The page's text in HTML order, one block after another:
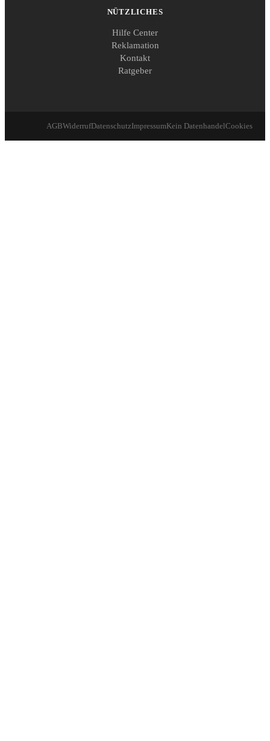
NÜTZLICHES
Hilfe Center
Reklamation
Kontakt
Ratgeber
AGBWiderrufDatenschutzImpressumKein DatenhandelCookies